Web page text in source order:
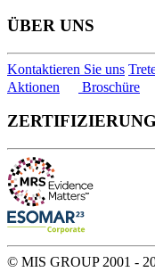
ÜBER UNS
Kontaktieren Sie uns
Aktionen
Broschüre
© MIS GROUP 2001 -